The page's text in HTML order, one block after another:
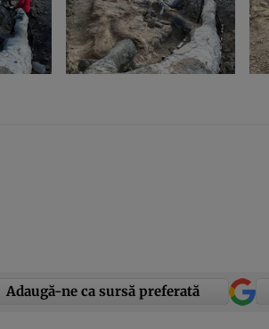
Adaugă-ne ca sursă preferată